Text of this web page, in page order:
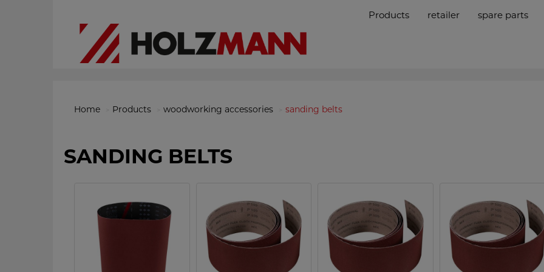
Products retailer spare parts
Home Products woodworking accessories sanding belts
SANDING BELTS